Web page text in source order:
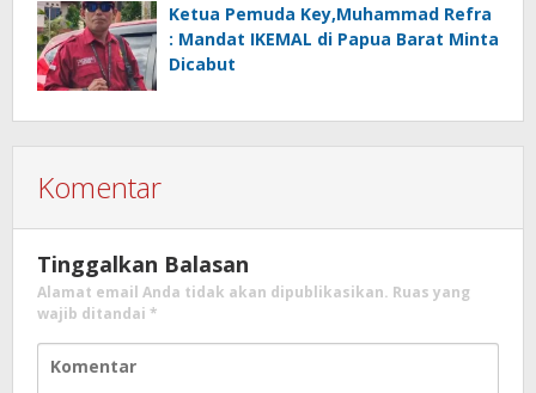
Ketua Pemuda Key,Muhammad Refra
: Mandat IKEMAL di Papua Barat Minta
Dicabut
Komentar
Tinggalkan Balasan
Alamat email Anda tidak akan dipublikasikan. Ruas yang
wajib ditandai *